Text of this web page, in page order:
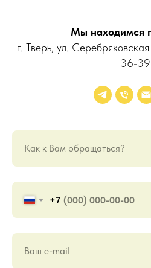
Мы находимся
г. Тверь, ул.
36-39
Как к Вам обращаться?
+7
Ваш е-mail